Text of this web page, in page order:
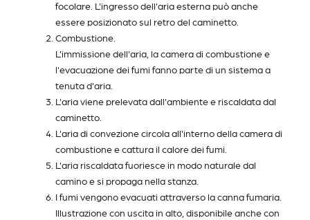
focolare. L'ingresso dell'aria esterna può anche
essere posizionato sul retro del caminetto.
Combustione.
L'immissione dell'aria, la camera di combustione e
l'evacuazione dei fumi fanno parte di un sistema a
tenuta d'aria.
L'aria viene prelevata dall'ambiente e riscaldata dal
caminetto.
L'aria di convezione circola all'interno della camera di
combustione e cattura il calore dei fumi.
L'aria riscaldata fuoriesce in modo naturale dal
camino e si propaga nella stanza.
I fumi vengono evacuati attraverso la canna fumaria.
Illustrazione con uscita in alto, disponibile anche con